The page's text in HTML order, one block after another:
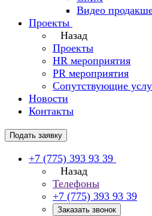
Видео
Проекты
Назад
Проекты
HR мероприятия
PR мероприятия
Сопутствующие
Новости
Контакты
Подать заявку
+7 (775) 393 93 39
Назад
Телефоны
+7 (775) 393 93 39
Заказать звонок